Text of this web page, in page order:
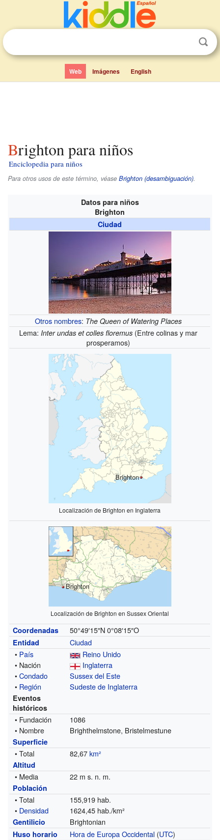
Web Imágenes English
Brighton para niños
Enciclopedia para niños
Para otros usos de este término, véase Brighton (desambiguación).
Datos para niños
Brighton
Ciudad
Otros nombres: The Queen of Watering Places
Lema:Inter undas et colles floremus (Entre colinas y mar
prosperamos)
Brighton
Localización de Brighton en Inglaterra
Brighton
Localización de Brighton en Sussex Oriental
Coordenadas 50°49′15″N 0°08′15″O
Entidad
Ciudad
• País
Reino Unido
• Nación
Inglaterra
•Condado
Sussex del Este
• Región Sudeste de Inglaterra
Eventos
históricos
• Fundación
1086
• Nombre
Brighthelmstone, Bristelmestune
Superficie
• Total 82,67km²
Altitud
• Media 22 m s. n. m.
Población
• Total
155,919 hab.
• Densidad 1624,45 hab./km²
Gentilicio Brightonian
Huso horario Hora de Europa Occidental (UTC)